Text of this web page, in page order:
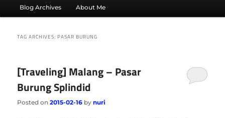
Blog Archives About Me
TAG ARCHIVES:PASAR BURUNG
[Traveling] Malang – Pasar
Burung Splindid
Posted on2015-02-16 bynuri